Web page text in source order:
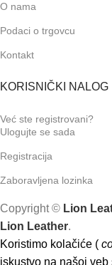
O nama
Podaci o trgovcu
Kontakt
KORISNIČKI NALOG
Već ste registrovani?
Ulogujte se sada
Registracija
Zaboravljena lozinka
Copyright © Lion
Lion Leather.
Koristimo kolačiće (
iskustvo na našoj